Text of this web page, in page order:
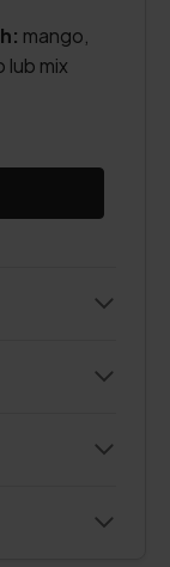
mango,
lub mix